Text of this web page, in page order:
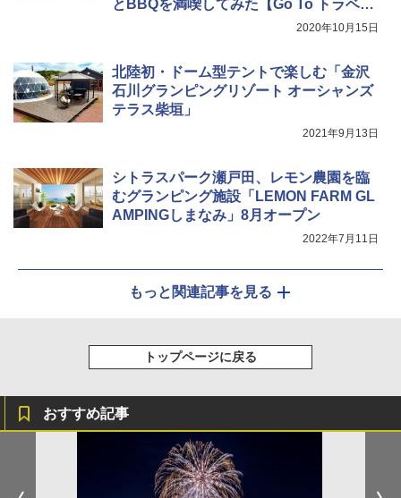
コンパクト iimono117 (ブルー)
とBBQを満喫してみた【Go To トラベル
2020年10月15日
北陸初・ドーム型テントで楽しむ「金沢
石川グランピングリゾート オーシャンズ
テラス柴垣」
2021年9月13日
シトラスパーク瀬戸田、レモン農園を臨
むグランピング施設「LEMON FARM GL
AMPINGしまなみ」8月オープン
2022年7月11日
もっと関連記事を見る
トップページに戻る
おすすめ記事